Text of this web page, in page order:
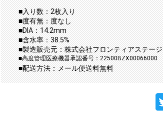
■入り数：2枚入り
■度有無：度なし
■DIA：14.2mm
■含水率：38.5%
■製造販売元：株式会社フロンティアステージ
■高度管理医療機器承認番号：22500BZX00066000
■配送方法：メール便送料無料